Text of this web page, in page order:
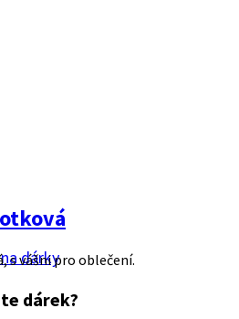
dárky
dárek?
s vášni pro oblečení.